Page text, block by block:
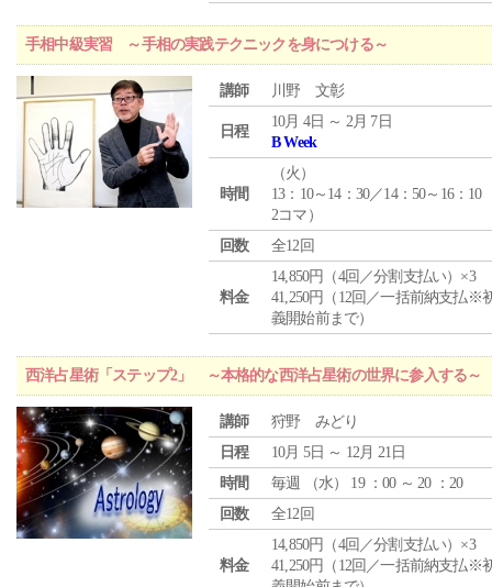
手相中級実習 ～手相の実践テクニックを身につける～
講師 川野 文彰
日程
10月 4日 ～ 2月 7日
B Week
時間
（火 ）
13：10～14：30／14：50～16：10
2コマ）
回数
全12回
料金
14,850円（4回／分割支払い）×3
41,250円（12回／一括前納支払※
義開始前まで）
西洋占星術「ステップ2」 ～本格的な西洋占星術の世界に参入する～
講師
狩野 みどり
日程
10月 5日 ～ 12月 21日
時間
毎週 （水） 19 ：00 ～ 20 ：20
回数
全12回
料金
14,850円（4回／分割支払い）×3
41,250円（12回／一括前納支払※